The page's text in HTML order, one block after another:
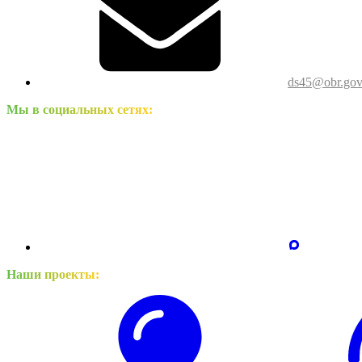
Мы в социальных сетях:
Наши проекты: